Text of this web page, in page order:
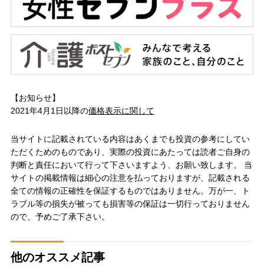
【お知らせ】
2021年4月1日以降の価格表示に関して
当サイトに記載されている内容はあくまでも投資の参考にしてい
ただくためのものであり、実際の投資にあたっては読者ご自身の
判断と責任において行って下さいますよう、お願い致します。 当
サイトの掲載情報は細心の注意を払っておりますが、記載される
全ての情報の正確性を保証するものではありません。万が一、ト
ラブル等の損失が被っても損害等の保証は一切行っておりません
ので、予めご了承下さい。
他のオススメ記事